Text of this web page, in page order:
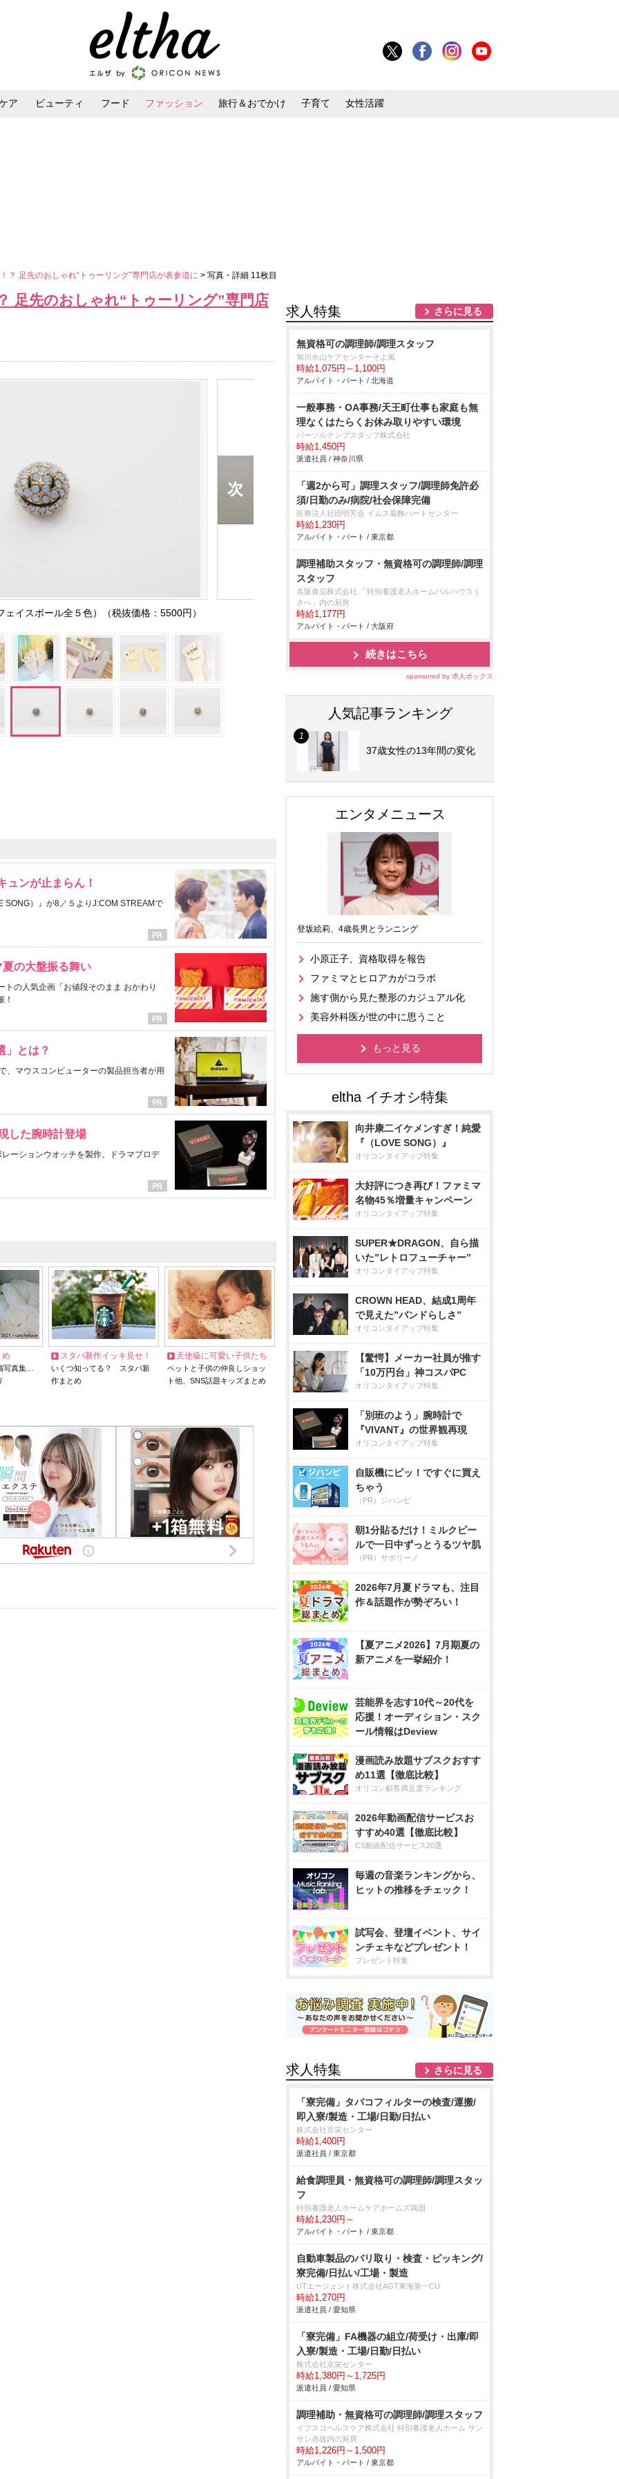
ア ビューティ フード ファッション 旅行＆おでかけ 子育て 女性活躍
？ 足先のおしゃれ“トゥーリング”専門店が表参道に > 写真・詳細 11枚目
足先のおしゃれ“トゥーリング”専門店
イスボール全５色）（税抜価格：5500円）
ュンが止まらん！
SONG）』が8／５よりJ:COM STREAMで
の大盤振る舞い
の人気企画「お値段そのまま おかわり
！
」とは？
、マウスコンピューターの製品担当者が用
した腕時計登場
ーションウオッチを製作。ドラマプロデ
め
写真集…
スタバ新作イッキ見せ！
いくつ知ってる？ スタバ新
作まとめ
天使級に可愛い子供たち
ペットと子供の仲良しショッ
ト他、SNS話題キッズまとめ
求人特集 さらに見る
無資格可の調理師/調理スタッフ
旭川永山ケアセンターそよ風
時給1,075円～1,100円
アルバイト・パート / 北海道
一般事務・OA事務/天王町仕事も家庭も無
理なくはたらくお休み取りやすい環境
パーソルテンプスタッフ株式会社
時給1,450円
派遣社員 / 神奈川県
「週2から可」調理スタッフ/調理師免許必
須/日勤のみ/病院/社会保障完備
医療法人社団明芳会 イムス葛飾ハートセンター
時給1,230円
アルバイト・パート / 東京都
調理補助スタッフ・無資格可の調理師/調理
スタッフ
名阪食品株式会社 「特別養護老人ホームパルハウスく
さべ」内の厨房
時給1,177円
アルバイト・パート / 大阪府
続きはこちら
sponsored by 求人ボックス
人気記事ランキング
37歳女性の13年間の変化
エンタメニュース
登坂絵莉、4歳長男とランニング
小原正子、資格取得を報告
ファミマとヒロアカがコラボ
施す側から見た整形のカジュアル化
美容外科医が世の中に思うこと
もっと見る
向井康二イケメンすぎ！純愛
『（LOVE SONG）』
オリコンタイアップ特集
大好評につき再び！ファミマ
名物45％増量キャンペーン
オリコンタイアップ特集
SUPER★DRAGON、自ら描
いた”レトロフューチャー”
オリコンタイアップ特集
CROWN HEAD、結成1周年
で見えた”バンドらしさ”
オリコンタイアップ特集
【驚愕】メーカー社員が推す
「10万円台」神コスパPC
オリコンタイアップ特集
「別班のよう」腕時計で
『VIVANT』の世界観再現
オリコンタイアップ特集
自販機にピッ！ですぐに買え
ちゃう
（PR）ジハンピ
朝1分貼るだけ！ミルクピー
ルで一日中ずっとうるツヤ肌
（PR）サボリーノ
2026年7月夏ドラマも、注目
作＆話題作が勢ぞろい！
【夏アニメ2026】7月期夏の
新アニメを一挙紹介！
芸能界を志す10代～20代を
応援！オーディション・スク
ール情報はDeview
漫画読み放題サブスクおすす
め11選【徹底比較】
オリコン顧客満足度ランキング
2026年動画配信サービスお
すすめ40選【徹底比較】
CS動画配信サービス20選
毎週の音楽ランキングから、
ヒットの推移をチェック！
試写会、登壇イベント、サイ
ンチェキなどプレゼント！
プレゼント特集
求人特集 さらに見る
「寮完備」タバコフィルターの検査/運搬/
即入寮/製造・工場/日勤/日払い
株式会社京栄センター
時給1,400円
派遣社員 / 東京都
給食調理員・無資格可の調理師/調理スタッ
フ
特別養護老人ホームケアホームズ両国
時給1,230円～
アルバイト・パート / 東京都
自動車製品のバリ取り・検査・ピッキング/
寮完備/日払い/工場・製造
UTエージェント株式会社AGT東海第一CU
時給1,270円
派遣社員 / 愛知県
「寮完備」FA機器の組立/荷受け・出庫/即
入寮/製造・工場/日勤/日払い
株式会社京栄センター
時給1,380円～1,725円
派遣社員 / 愛知県
調理補助・無資格可の調理師/調理スタッフ
イフスコヘルスケア株式会社 特別養護老人ホーム サン
サン赤坂内の厨房
時給1,226円～1,500円
アルバイト・パート / 東京都